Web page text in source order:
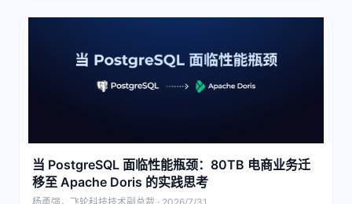
当 PostgreSQL 面临性能瓶颈：80TB 电商业务迁
移至 Apache Doris 的实践思考